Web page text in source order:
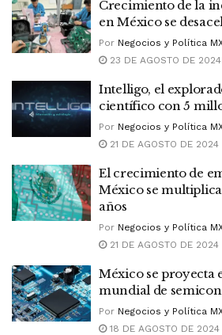
Crecimiento de la
en México se
Por Negocios y Política
23 DE AGOSTO DE 2024
Intelligo, el
científico con 5
Por Negocios y Política
21 DE AGOSTO DE 2024
El crecimiento de
México se
años
Por Negocios y Política
21 DE AGOSTO DE 2024
México se proyecta
mundial de
Por Negocios y Política
18 DE AGOSTO DE 2024